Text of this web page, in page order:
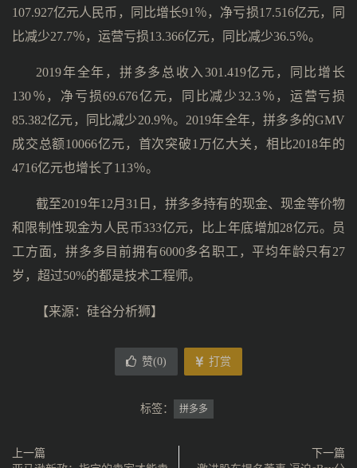
107.927亿元人民币，同比增长91％，净亏损17.516亿元，同
比减少27.7％，运营亏损13.366亿元，同比减少36.5％。
2019年全年，拼多多总收入301.419亿元，同比增长
130％，净亏损69.676亿元，同比减少32.3％，运营亏损
85.382亿元，同比减少20.9％。2019年全年，拼多多的GMV
成交总额10066亿元，首次突破1万亿大关，相比2018年的
4716亿元也增长了113％。
截至2019年12月31日，拼多多持有的现金、现金等价物
和限制性现金为人民币333亿元，比上年底增加28亿元。员
工方面，拼多多目前拥有6000多名职工，平均年龄只有27
岁，超过50%的都是技术工程师。
【来源：硅谷分析狮】
赞(0) 打赏
标签： 拼多多
上一篇
下一篇